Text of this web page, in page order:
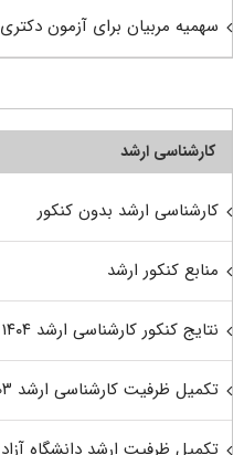
سهمیه مربیان برای آزمون دکتری
کارشناسی ارشد
کارشناسی ارشد بدون کنکور
منابع کنکور ارشد
نتایج کنکور کارشناسی ارشد ۱۴۰۴
تکمیل ظرفیت کارشناسی ارشد ۱۴۰۳